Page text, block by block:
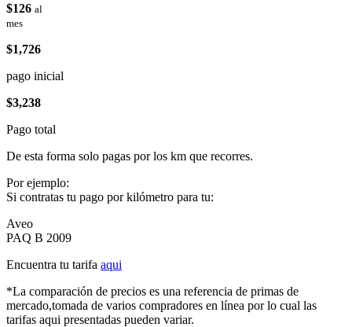
$126 al
mes
$1,726
pago inicial
$3,238
Pago total
De esta forma solo pagas por los km que recorres.
Por ejemplo:
Si contratas tu pago por kilómetro para tu:
Aveo
PAQ B 2009
Encuentra tu tarifa aqui
*La comparación de precios es una referencia de primas de
mercado,tomada de varios compradores en línea por lo cual las
tarifas aqui presentadas pueden variar.